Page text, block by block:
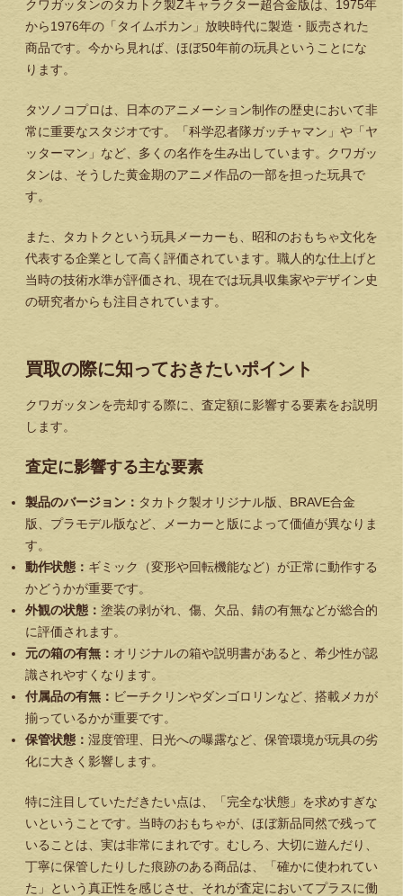
クワガッタンのタカトク製Zキャラクター超合金版は、1975年
から1976年の「タイムボカン」放映時代に製造・販売された
商品です。今から見れば、ほぼ50年前の玩具ということにな
ります。
タツノコプロは、日本のアニメーション制作の歴史において非
常に重要なスタジオです。「科学忍者隊ガッチャマン」や「ヤ
ッターマン」など、多くの名作を生み出しています。クワガッ
タンは、そうした黄金期のアニメ作品の一部を担った玩具で
す。
また、タカトクという玩具メーカーも、昭和のおもちゃ文化を
代表する企業として高く評価されています。職人的な仕上げと
当時の技術水準が評価され、現在では玩具収集家やデザイン史
の研究者からも注目されています。
買取の際に知っておきたいポイント
クワガッタンを売却する際に、査定額に影響する要素をお説明
します。
査定に影響する主な要素
製品のバージョン： タカトク製オリジナル版、BRAVE合金
版、プラモデル版など、メーカーと版によって価値が異なりま
す。
動作状態： ギミック（変形や回転機能など）が正常に動作する
かどうかが重要です。
外観の状態： 塗装の剥がれ、傷、欠品、錆の有無などが総合的
に評価されます。
元の箱の有無： オリジナルの箱や説明書があると、希少性が認
識されやすくなります。
付属品の有無： ビーチクリンやダンゴロリンなど、搭載メカが
揃っているかが重要です。
保管状態： 湿度管理、日光への曝露など、保管環境が玩具の劣
化に大きく影響します。
特に注目していただきたい点は、「完全な状態」を求めすぎな
いということです。当時のおもちゃが、ほぼ新品同然で残って
いることは、実は非常にまれです。むしろ、大切に遊んだり、
丁寧に保管したりした痕跡のある商品は、「確かに使われてい
た」という真正性を感じさせ、それが査定においてプラスに働